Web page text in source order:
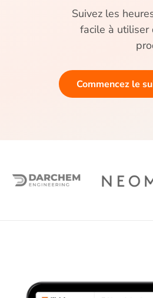
Suivez les
facile à utiliser
Commencez le